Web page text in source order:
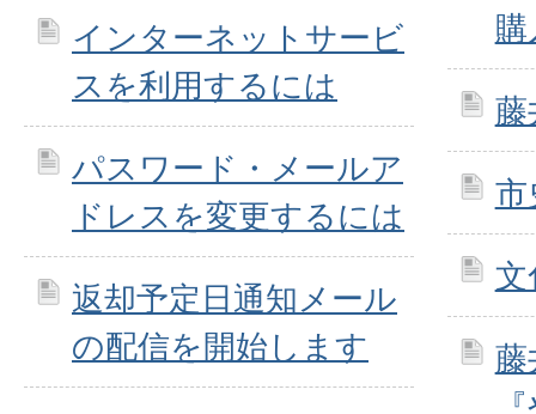
インターネットサービ
スを利用するには
パスワード・メールア
ドレスを変更するには
返却予定日通知メール
の配信を開始します
購
藤
市
文
藤